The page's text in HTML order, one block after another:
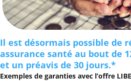
Il est désormais possible de
assurance santé au bout de
et un préavis de 30 jours.*
Exemples de garanties avec l’offre